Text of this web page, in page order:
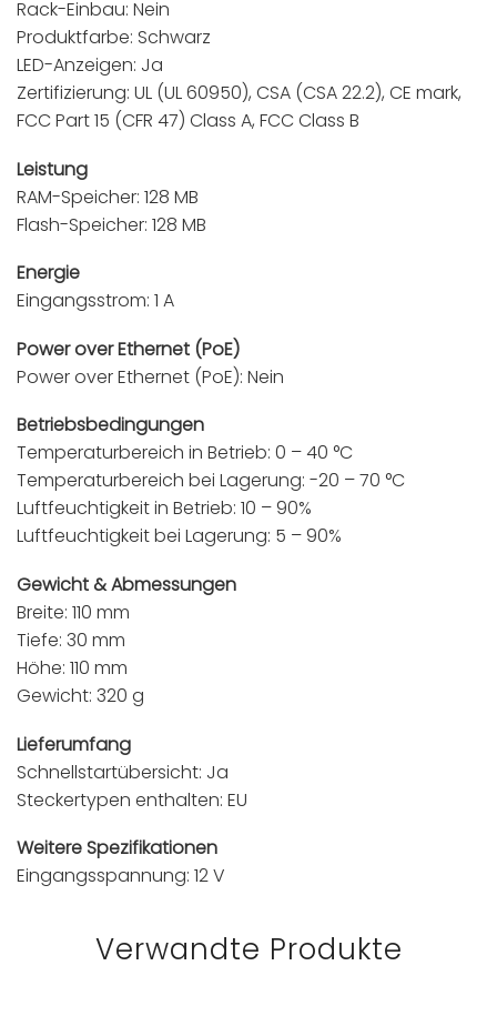
Rack-Einbau: Nein
Produktfarbe: Schwarz
LED-Anzeigen: Ja
Zertifizierung: UL (UL 60950), CSA (CSA 22.2), CE mark,
FCC Part 15 (CFR 47) Class A, FCC Class B
Leistung
RAM-Speicher: 128 MB
Flash-Speicher: 128 MB
Energie
Eingangsstrom: 1 A
Power over Ethernet (PoE)
Power over Ethernet (PoE): Nein
Betriebsbedingungen
Temperaturbereich in Betrieb: 0 – 40 °C
Temperaturbereich bei Lagerung: -20 – 70 °C
Luftfeuchtigkeit in Betrieb: 10 – 90%
Luftfeuchtigkeit bei Lagerung: 5 – 90%
Gewicht & Abmessungen
Breite: 110 mm
Tiefe: 30 mm
Höhe: 110 mm
Gewicht: 320 g
Lieferumfang
Schnellstartübersicht: Ja
Steckertypen enthalten: EU
Weitere Spezifikationen
Eingangsspannung: 12 V
Verwandte Produkte